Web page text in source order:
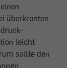
überkronten
druck­
leicht
sollte den